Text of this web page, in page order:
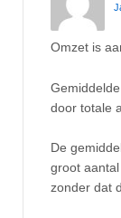
Omzet is
door totale
De
groot
zonder dat